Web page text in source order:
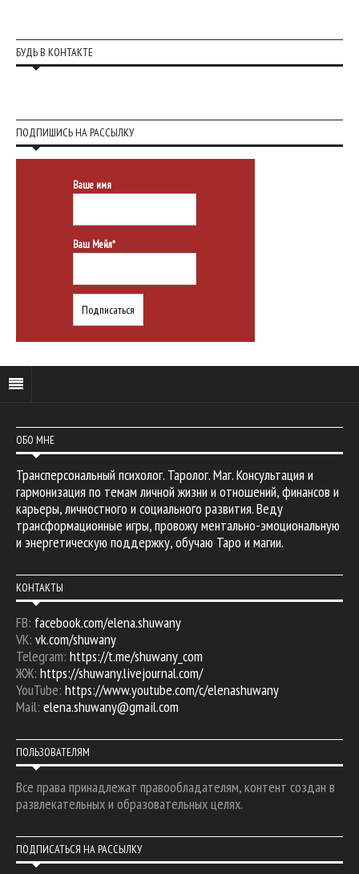
БУДЬ В КОНТАКТЕ
ПОДПИШИСЬ НА РАССЫЛКУ
Ваше имя
Ваш Мейл*
ОБО МНЕ
Трансперсональный психолог. Таролог. Маг. Консультация и
гармонизация по темам личной жизни и отношений, финансов и
карьеры, личностного и социального развития. Веду
трансформационные игры, провожу ментально-эмоциональную
и энергетическую поддержку, обучаю Таро и магии.
КОНТАКТЫ
FB: facebook.com/elena.shuwany
VK: vk.com/shuwany
Telegram: https://t.me/shuwany_com
ЖЖ: https://shuwany.livejournal.com/
YouTube: https://www.youtube.com/c/elenashuwany
Mail: elena.shuwany@gmail.com
ПОЛЬЗОВАТЕЛЯМ
Все права принадлежат правообладателям, контент создан в
развлекательных и образовательных целях.
ПОДПИСАТЬСЯ НА РАССЫЛКУ